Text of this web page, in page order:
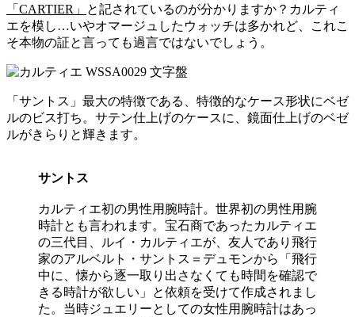
「CARTIER」
と記されているのが分かりますか？カルティ
エを模し…いやオマージュしたウォッチは多かれど、これこ
そ本物の証と言っても過言ではないでしょう。
「サントス」最大の特徴である、特徴的なケース形状にベゼ
ルのビス打ち。サテン仕上げのケースに、鏡面仕上げのベゼ
ルがきらりと輝きます。
サントス
カルティエ初の男性用腕時計。世界初の男性用腕
時計とも言われます。宝石商であったカルティエ
の三代目、ルイ・カルティエが、友人であり飛行
家のアルベルト・サントス＝デュモンから「飛行
中に、懐から逐一取り出さなくても時間を確認で
きる時計が欲しい」と依頼を受けて作成されまし
た。当時ジュエリーとしての女性用腕時計はあっ